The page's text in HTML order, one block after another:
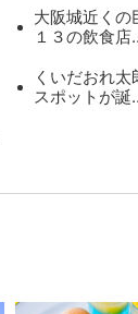
大阪城近くの
１３の飲食店
くいだおれ
スポットが誕